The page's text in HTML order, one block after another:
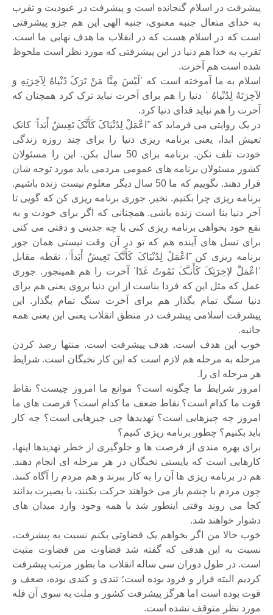
پیشرفت در اسلام گنجانده است و پیشرفت در عبودیت و تقرب
به خدای متعال جنبه معنوی، جنبه الهی این هم جزو پیشرفتی
است که در اسلام هست که در انقلاب ما هدف نهایی ما است.
تقرب به خدا هم دنیا در این پیشرفتی که مورد نظر است ملحوظ
شده است هم آخرت.
اسلام به ما آموخته است که ˈلَیْسَ مِنَّا مَنْ تَرَکَ دُنْیاهُ لِآخِرَتِهِ وَ
لآخِرَتَهُ لِدُنْیاهُ ˈ دنیا را هم برای آخرت نباید ترک کرد همچنان که
آخرت را هم نباید فدای دنیا کرد.
در یک روایتی می فرماید که ˈَاعْمَلْ لِدُنْیَاکَ کَأَنَّکَ تَعِیشُ أَبَداًˈ کانک
تعیش ابدا، یعنی برنامه ریزی دنیا را برای چند روزه زندگی
خودت تلف نکن. برنامه برای 50 سال بکن. این را مسئولان
کشور مسئولان برنامه های عمومی مردمی باید مورد توجه شان
قرار دهند. نگوییم که ما 50 سال دیگر معلوم نیست زنده باشیم.
برنامه ریزی چرا بکنیم. نخیر. جوری برنامه ریزی کن که گویی تا
آخر دنیا بنا است زنده باشی. همچنانی که اگر برای خودت و به
نفع خود بخواهی برنامه ریزی کنی با چه جدیتی و دقتی می کنی
برای نسل های آینده هم که تو در آن وقت نیستی همان جور
برنامه ریزی کن ˈَاعْمَلْ لِدُنْیَاکَ کَأَنَّکَ تَعِیشُ أَبَداًˈ، نقطه مقابل
ˈاعْمَلْ لاِخِرَتِکَ کَأَنـَّکَ تَمُوتُ غَدًاˈ آخرت را هم همینجور. جوری
عمل که مثل این که فردا بناست از این دنیا بروی یعنی هم برای
دنیا سنگ تمام بگذار هم برای آخرت سنگ تمام بگذار. این
پیشرفت اسلامی پیشرفت در منطق انقلاب یعنی این یعنی همه
جانبه.
خوب این هدف است. هدف پیشرفت است. منتها رصد کردن
مرحله به مرحله هم لازم است که این کار نخبگان است. شرایط
هر مرحله ای را.
امروز شرایط ما چگونه است؟ موانع ما امروز چیست؟ نقاط
قوت ما کدام است؟ نقاط ضعف ما کدام است؟ فرصت های ما
امروز چه چیزهایی است؟ تهدیدها چی چیزهایی است؟ چه کار
باید بکنیم؟ چطور برنامه ریزی کنیم؟
برای بهره مندی از فرصت ها و جلوگیری از خطر تهدیدها اینها،
کارهایی است که بایستی نخبگان در هر مرحله ای انجام دهند.
هم در برنامه ریزی ها آن را به کار ببرند و هم مردم را آگاه کنند.
چون مردم با چشم باز می خواهند حرکت بکنند، با بصیرت بدانند
کجا می روند وقتی اینطور شد با همه وجود وارد میدان های
دشوار خواهند شد.
خوب حالا من اگر بخواهم یک قضاوتی بکنم نسبت به پیشرفت،
نسبت به این هدفی که گفته شد قضاوت من قضاوت مثبت
است. در طول دوران سی ساله انقلاب ما بطور مرتب پیشرفت
کردیم البته فراز و فرود بوده است؛ تندی و کندی بوده، ضعف و
قوت بوده است اما هرگز پیشرفت کشور و ملت به سوی آن قله
مورد نظر متوقف نشده است.